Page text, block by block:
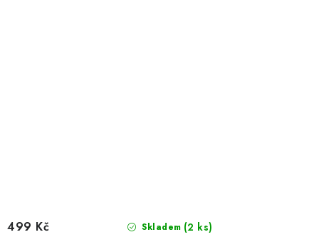
Skladem (2 ks)
499 Kč